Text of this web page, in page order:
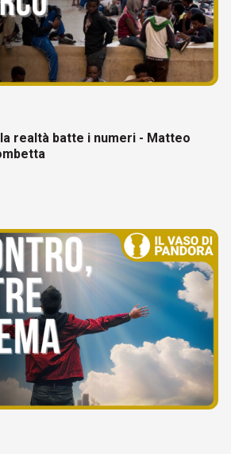
realtà batte i numeri - Matteo